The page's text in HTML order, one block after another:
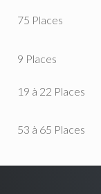
75 Places
9 Places
19 à 22 Places
53 à 65 Places